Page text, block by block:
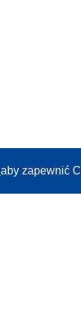
aby zapewnić